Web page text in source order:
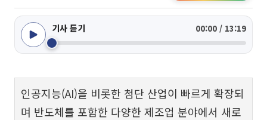
기사 듣기 00:00 / 13:19
인공지능(AI)을 비롯한 첨단 산업이 빠르게 확장되
며 반도체를 포함한 다양한 제조업 분야에서 새로